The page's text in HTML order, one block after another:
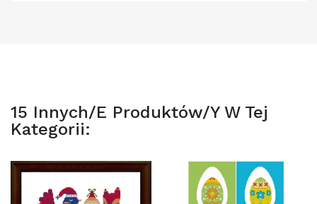
15 Innych/e Produktów/y W Tej
Kategorii: